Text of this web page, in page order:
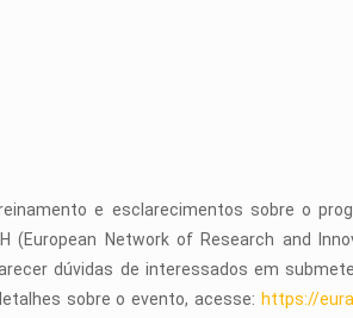
e esclarecimentos sobre o
(European Network of Research and
dúvidas de interessados em
sobre o evento, acesse: https://